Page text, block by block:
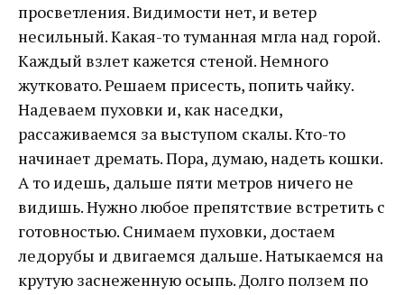
просветления. Видимости нет, и ветер
несильный. Какая-то туманная мгла над горой.
Каждый взлет кажется стеной. Немного
жутковато. Решаем присесть, попить чайку.
Надеваем пуховки и, как наседки,
рассаживаемся за выступом скалы. Кто-то
начинает дремать. Пора, думаю, надеть кошки.
А то идешь, дальше пяти метров ничего не
видишь. Нужно любое препятствие встретить с
готовностью. Снимаем пуховки, достаем
ледорубы и двигаемся дальше. Натыкаемся на
крутую заснеженную осыпь. Долго ползем по